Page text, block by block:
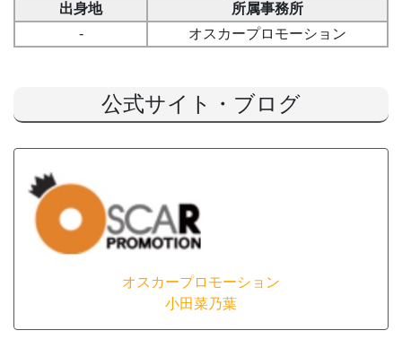
出身地
所属事務所
-
オスカープロモーション
公式サイト・ブログ
オスカープロモーション
小田菜乃葉